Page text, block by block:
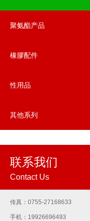
聚氨酯产品
橡膠配件
性用品
其他系列
联系我们
Contact Us
传真：0755-27168633
手机：19926696493